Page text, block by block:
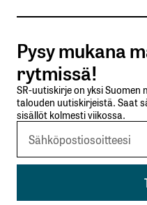
Tilaa
Lähetä kommentti
Pysy mukana
rytmissä!
SR-uutiskirje on yksi
talouden uutiskirjeistä. Saat
sisällöt kolmesti viikossa.